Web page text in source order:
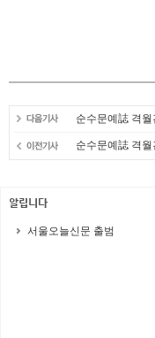
순수문예誌 격월
순수문예誌 격월
서울오늘신문 출범